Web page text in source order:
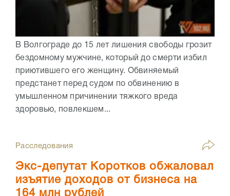
В Волгограде до 15 лет лишения свободы грозит
бездомному мужчине, который до смерти избил
приютившего его женщину. Обвиняемый
предстанет перед судом по обвинению в
умышленном причинении тяжкого вреда
здоровью, повлекшем...
Расследования
Экс-депутат Коротков обжаловал
изъятие доходов от бизнеса на
164 млн рублей